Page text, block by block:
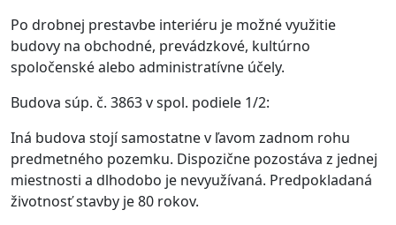
Po drobnej prestavbe interiéru je možné využitie
budovy na obchodné, prevádzkové, kultúrno
spoločenské alebo administratívne účely.
Budova súp. č. 3863 v spol. podiele 1/2:
Iná budova stojí samostatne v ľavom zadnom rohu
predmetného pozemku. Dispozične pozostáva z jednej
miestnosti a dlhodobo je nevyužívaná. Predpokladaná
životnosť stavby je 80 rokov.